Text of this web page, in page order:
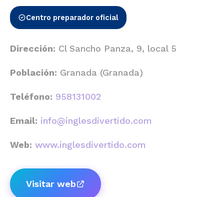
Centro preparador oficial
Dirección: Cl Sancho Panza, 9, local 5
Población: Granada (Granada)
Teléfono: 958131002
Email: info@inglesdivertido.com
Web: www.inglesdivertido.com
Visitar web